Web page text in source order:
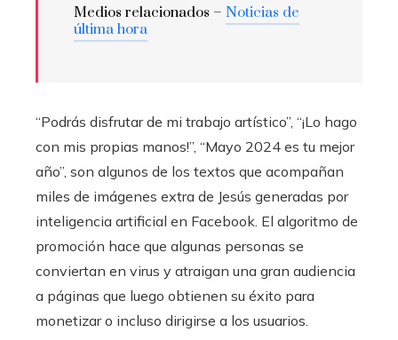
Medios relacionados – Noticias de
última hora
“Podrás disfrutar de mi trabajo artístico”, “¡Lo hago
con mis propias manos!”, “Mayo 2024 es tu mejor
año”, son algunos de los textos que acompañan
miles de imágenes extra de Jesús generadas por
inteligencia artificial en Facebook. El algoritmo de
promoción hace que algunas personas se
conviertan en virus y atraigan una gran audiencia
a páginas que luego obtienen su éxito para
monetizar o incluso dirigirse a los usuarios.